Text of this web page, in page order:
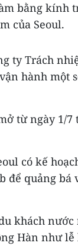
bằng kính
của Seoul.
ty Trách
hành một
từ ngày
có kế
quảng bá
khách
Hàn như